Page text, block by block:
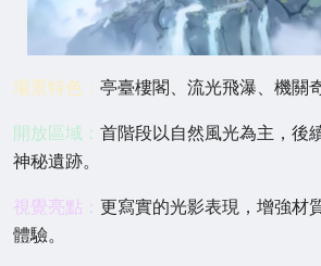
場景特色： 亭臺樓閣、流光飛瀑、機關
開放區域： 首階段以自然風光為主，後
神秘遺跡。
視覺亮點： 更寫實的光影表現，增強材
體驗。